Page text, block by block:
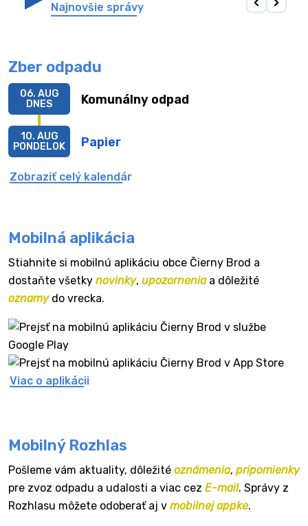
Najnovšie správy
Zber odpadu
Komunálny odpad
06. AUG
DNES
Papier
10. AUG
PONDELOK
Zobraziť celý kalendár
Mobilná aplikácia
Stiahnite si mobilnú aplikáciu obce Čierny Brod a
dostaňte všetky novinky, upozorneniaa dôležité
oznamydo vrecka.
Viac o aplikácii
Mobilný Rozhlas
Pošleme vám aktuality, dôležité oznámenia, pripomienky
pre zvoz odpadu a udalosti a viac cez E-mail. Správy z
Rozhlasu môžete odoberať aj v mobilnej appke.